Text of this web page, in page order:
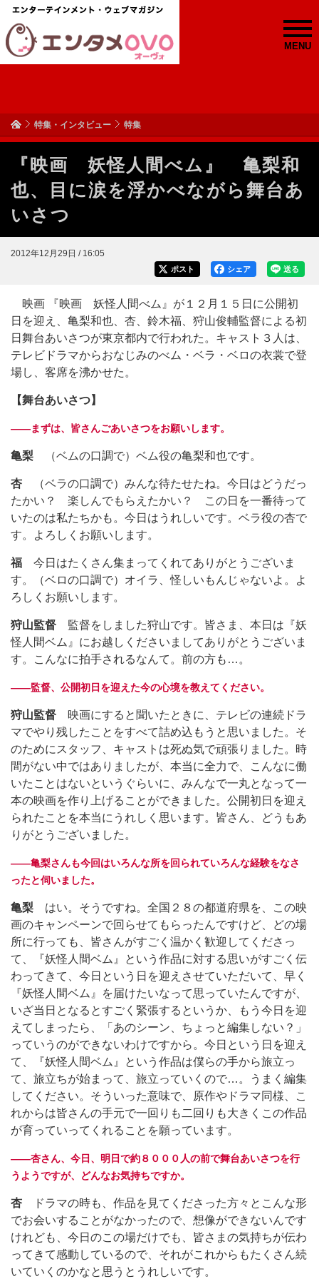
MENU
特集・インタビュー 特集
『映画 妖怪人間べム』 亀梨和
也、目に涙を浮かべながら舞台あ
いさつ
2012年12月29日 / 16:05
送る
シェア
ポスト
映画 『映画 妖怪人間べム』が１２月１５日に公開初
日を迎え、亀梨和也、杏、鈴木福、狩山俊輔監督による初
日舞台あいさつが東京都内で行われた。キャスト３人は、
テレビドラマからおなじみのべム・ベラ・ベロの衣裳で登
場し、客席を沸かせた。
【舞台あいさつ】
――まずは、皆さんごあいさつをお願いします。
亀梨 （ベムの口調で）ベム役の亀梨和也です。
杏 （ベラの口調で）みんな待たせたね。今日はどうだっ
たかい？ 楽しんでもらえたかい？ この日を一番待って
いたのは私たちかも。今日はうれしいです。ベラ役の杏で
す。よろしくお願いします。
福 今日はたくさん集まってくれてありがとうございま
す。（ベロの口調で）オイラ、怪しいもんじゃないよ。よ
ろしくお願いします。
狩山監督 監督をしました狩山です。皆さま、本日は『妖
怪人間ベム』にお越しくださいましてありがとうございま
す。こんなに拍手されるなんて。前の方も…。
――監督、公開初日を迎えた今の心境を教えてください。
狩山監督 映画にすると聞いたときに、テレビの連続ドラ
マでやり残したことをすべて詰め込もうと思いました。そ
のためにスタッフ、キャストは死ぬ気で頑張りました。時
間がない中ではありましたが、本当に全力で、こんなに働
いたことはないというぐらいに、みんなで一丸となって一
本の映画を作り上げることができました。公開初日を迎え
られたことを本当にうれしく思います。皆さん、どうもあ
りがとうございました。
――亀梨さんも今回はいろんな所を回られていろんな経験をなさ
ったと伺いました。
亀梨 はい。そうですね。全国２８の都道府県を、この映
画のキャンペーンで回らせてもらったんですけど、どの場
所に行っても、皆さんがすごく温かく歓迎してくださっ
て、『妖怪人間ベム』という作品に対する思いがすごく伝
わってきて、今日という日を迎えさせていただいて、早く
『妖怪人間ベム』を届けたいなって思っていたんですが、
いざ当日となるとすごく緊張するというか、もう今日を迎
えてしまったら、「あのシーン、ちょっと編集しない？」
っていうのができないわけですから。今日という日を迎え
て、『妖怪人間ベム』という作品は僕らの手から旅立っ
て、旅立ちが始まって、旅立っていくので…。うまく編集
してください。そういった意味で、原作やドラマ同様、こ
れからは皆さんの手元で一回りも二回りも大きくこの作品
が育っていってくれることを願っています。
――杏さん、今日、明日で約８０００人の前で舞台あいさつを行
うようですが、どんなお気持ちですか。
杏 ドラマの時も、作品を見てくださった方々とこんな形
でお会いすることがなかったので、想像ができないんです
けれども、今日のこの場だけでも、皆さまの気持ちが伝わ
ってきて感動しているので、それがこれからもたくさん続
いていくのかなと思うとうれしいです。